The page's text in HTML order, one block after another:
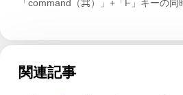
「command（⌘）」+「F」キーの同
関連記事